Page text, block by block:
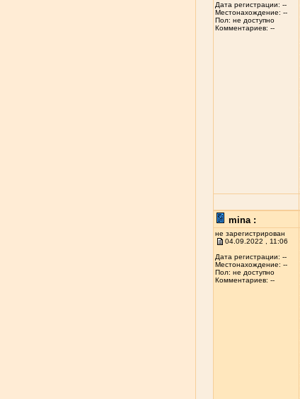
Дата регистрации: --
Местонахождение: --
Пол: не доступно
Комментариев: --
mina :
не зарегистрирован
04.09.2022 , 11:06
Дата регистрации: --
Местонахождение: --
Пол: не доступно
Комментариев: --